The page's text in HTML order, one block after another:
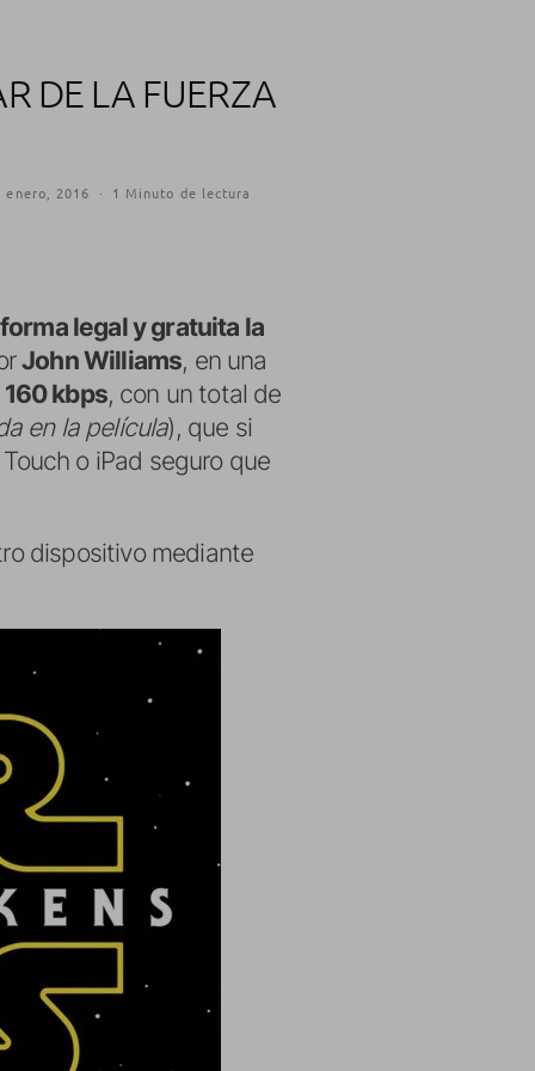
DE LA FUERZA
enero, 2016 · 1 Minuto de lectura
legal y gratuita la
John Williams, en una
kbps, con un total de
en la película), que si
o iPad seguro que
dispositivo mediante